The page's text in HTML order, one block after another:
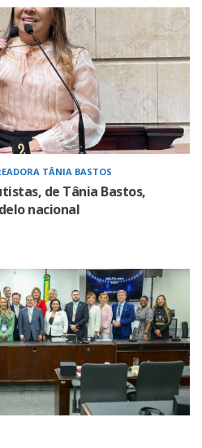
TÂNIA BASTOS
de Tânia Bastos,
nacional